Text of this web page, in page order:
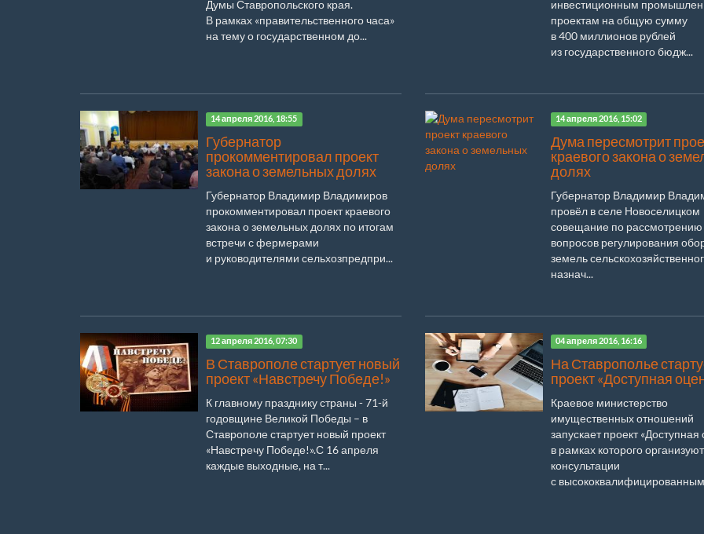
Думы Ставропольского края.
В рамках «правительственного часа»
на тему о государственном до...
инвестиционным
проектам на общую сумму
в 400 миллионов рублей
из государственного бюдж...
14 апреля 2016, 18:55
Губернатор
прокомментировал проект
закона о земельных долях
Губернатор Владимир Владимиров
прокомментировал проект краевого
закона о земельных долях по итогам
встречи с фермерами
и руководителями сельхозпредпри...
14 апреля 2016, 15:02
Дума пересмотрит
краевого закона о
долях
Губернатор Владимир
провёл в селе Новоселицком
совещание по рассмотрению
вопросов регулирования
земель
назнач...
12 апреля 2016, 07:30
В Ставрополе стартует новый
проект «Навстречу Победе!»
К главному празднику страны - 71-й
годовщине Великой Победы – в
Ставрополе стартует новый проект
«Навстречу Победе!».С 16 апреля
каждые выходные, на т...
04 апреля 2016, 16:16
На Ставрополье
проект «Доступная
Краевое министерство
имущественных отношений
запускает проект «Доступная
в рамках которого организуют
консультации
с